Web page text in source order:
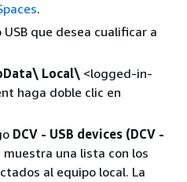
.
que desea cualificar a
Local\ <logged-in-
haga doble clic en
DCV - USB devices (DCV -
muestra una lista con los
al equipo local. La